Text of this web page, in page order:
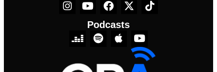
Podcasts